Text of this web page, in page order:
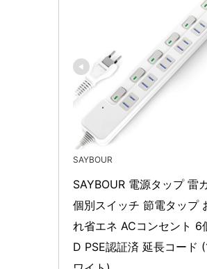
SAYBOUR
SAYBOUR 電源タップ 雷
個別スイッチ 節電タップ
れ省エネ ACコンセント 6
D PSE認証済 延長コード